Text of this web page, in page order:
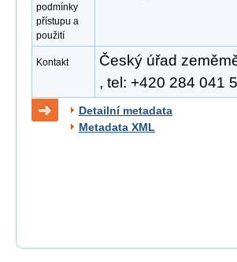
podmínky
přístupu a
použití
Kontakt
Český úřad
, tel: +420 284 041
Detailní metadata
Metadata XML